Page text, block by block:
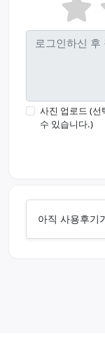
사진 업로드 (선
수 있습니다.)
아직 사용후기